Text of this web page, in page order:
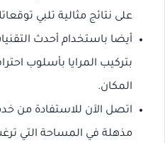
على نتائج مثالية تلبي
أيضا باستخدام أحدث
بتركيب المرايا بأسلوب
المكان.
اتصل الآن للاستفادة من
مذهلة في المساحة التي